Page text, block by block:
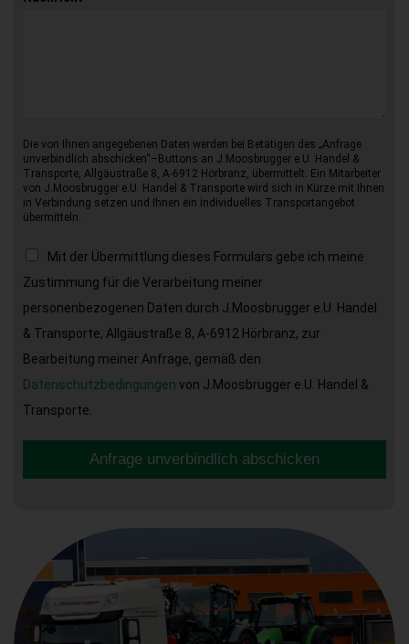
Die von Ihnen angegebenen Daten werden bei Betätigen des „Anfrage
unverbindlich abschicken“–Buttons an J.Moosbrugger e.U. Handel &
Transporte, Allgäustraße 8, A-6912 Hörbranz, übermittelt. Ein Mitarbeiter
von J.Moosbrugger e.U. Handel & Transporte wird sich in Kürze mit Ihnen
in Verbindung setzen und Ihnen ein individuelles Transportangebot
übermitteln.
Mit der Übermittlung dieses Formulars gebe ich meine
Zustimmung für die Verarbeitung meiner
personenbezogenen Daten durch J.Moosbrugger e.U. Handel
& Transporte, Allgäustraße 8, A-6912 Hörbranz, zur
Bearbeitung meiner Anfrage, gemäß den
Datenschutzbedingungen von J.Moosbrugger e.U. Handel &
Transporte.
Anfrage unverbindlich abschicken